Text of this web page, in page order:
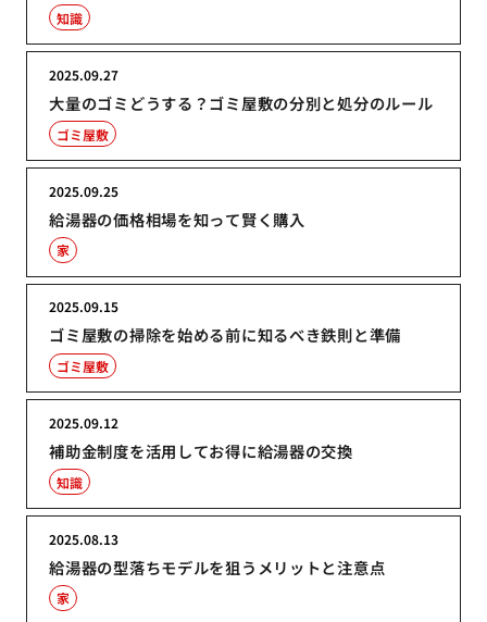
知識
大量のゴミどうする？ゴミ屋敷の分別と処分のルール
2025.09.27
ゴミ屋敷
給湯器の価格相場を知って賢く購入
2025.09.25
家
ゴミ屋敷の掃除を始める前に知るべき鉄則と準備
2025.09.15
ゴミ屋敷
補助金制度を活用してお得に給湯器の交換
2025.09.12
知識
給湯器の型落ちモデルを狙うメリットと注意点
2025.08.13
家